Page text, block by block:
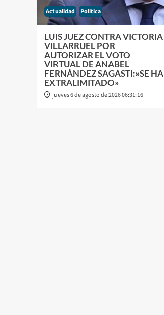
Actualidad Politica
LUIS JUEZ CONTRA VICTORIA
VILLARRUEL POR
AUTORIZAR EL VOTO
VIRTUAL DE ANABEL
FERNÁNDEZ SAGASTI:»SE HA
EXTRALIMITADO»
jueves 6 de agosto de 2026 06:31:16